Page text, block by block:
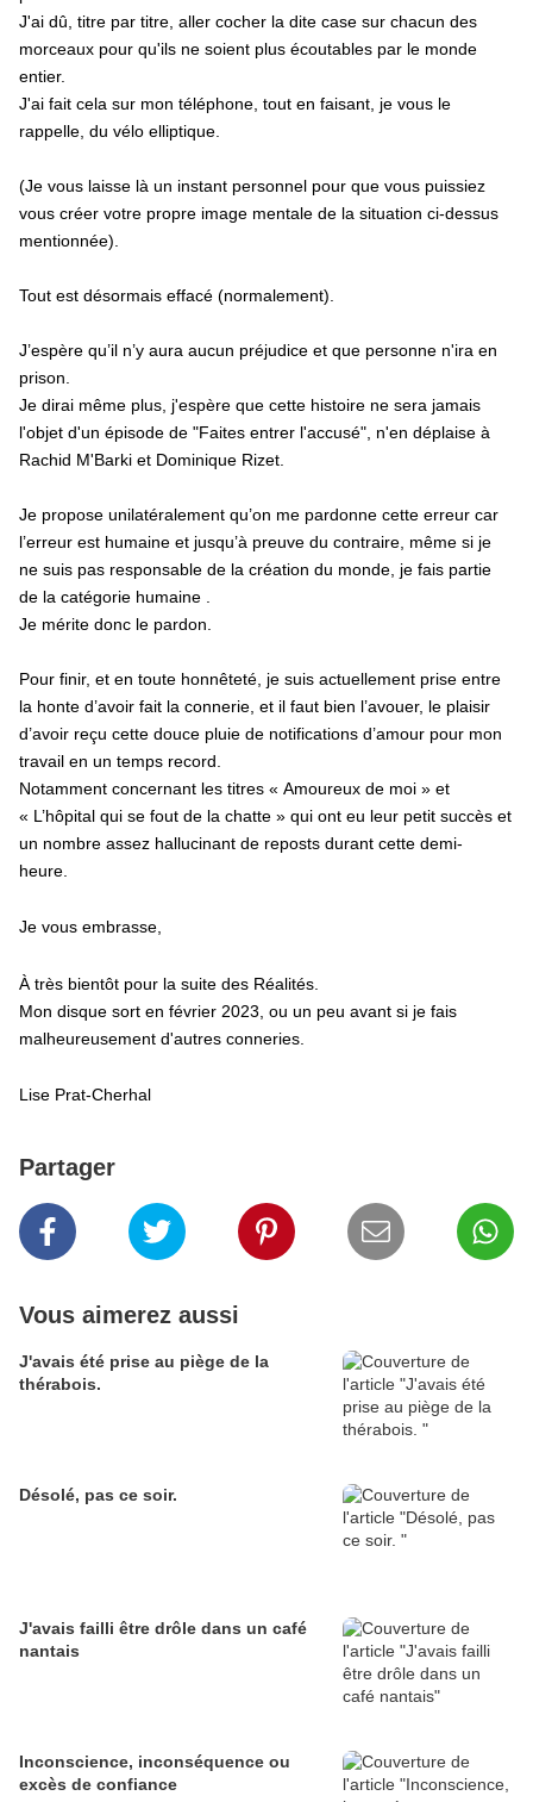
J'ai dû, titre par titre, aller cocher la dite case sur chacun des
morceaux pour qu'ils ne soient plus écoutables par le monde
entier.
J'ai fait cela sur mon téléphone, tout en faisant, je vous le
rappelle, du vélo elliptique.
(Je vous laisse là un instant personnel pour que vous puissiez
vous créer votre propre image mentale de la situation ci-dessus
mentionnée).
Tout est désormais effacé (normalement).
J’espère qu’il n’y aura aucun préjudice et que personne n'ira en
prison.
Je dirai même plus, j'espère que cette histoire ne sera jamais
l'objet d'un épisode de "Faites entrer l'accusé", n'en déplaise à
Rachid M'Barki et Dominique Rizet.
Je propose unilatéralement qu’on me pardonne cette erreur car
l’erreur est humaine et jusqu’à preuve du contraire, même si je
ne suis pas responsable de la création du monde, je fais partie
de la catégorie humaine .
Je mérite donc le pardon.
Pour finir, et en toute honnêteté, je suis actuellement prise entre
la honte d’avoir fait la connerie, et il faut bien l’avouer, le plaisir
d’avoir reçu cette douce pluie de notifications d’amour pour mon
travail en un temps record.
Notamment concernant les titres « Amoureux de moi » et
« L’hôpital qui se fout de la chatte » qui ont eu leur petit succès et
un nombre assez hallucinant de reposts durant cette demi-
heure.
Je vous embrasse,
À très bientôt pour la suite des Réalités.
Mon disque sort en février 2023, ou un peu avant si je fais
malheureusement d'autres conneries.
Lise Prat-Cherhal
Partager
Vous aimerez aussi
J'avais été prise au piège de la
thérabois.
Désolé, pas ce soir.
J'avais failli être drôle dans un café
nantais
Inconscience, inconséquence ou
excès de confiance